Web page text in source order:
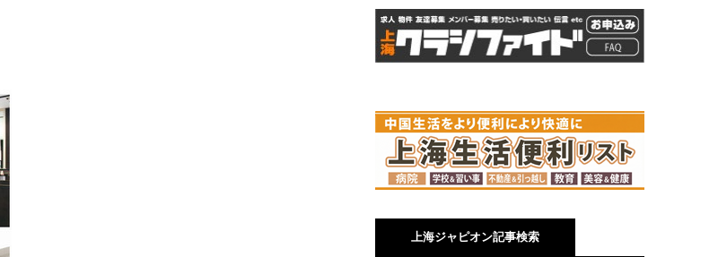
上海ジャピオン記事検索